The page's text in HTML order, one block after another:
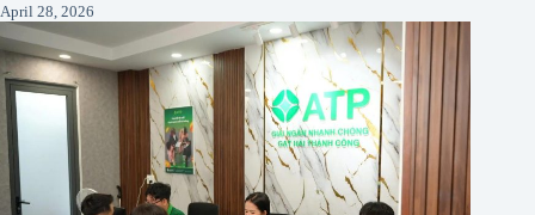
April 28, 2026